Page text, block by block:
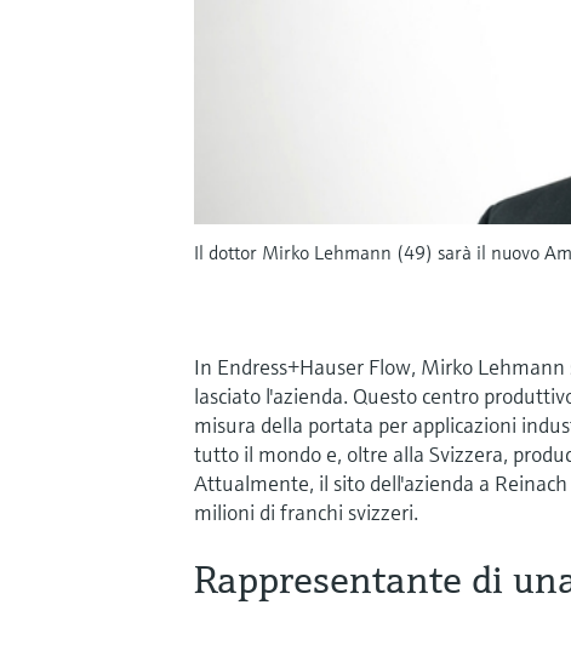
Il dottor Mirko Lehmann (49) sarà il nuovo
In Endress+Hauser Flow, Mirko
lasciato l'azienda. Questo centro
misura della portata per applicazioni
tutto il mondo e, oltre alla Svizzera,
Attualmente, il sito dell'azienda a
milioni di franchi svizzeri.
Rappresentante di